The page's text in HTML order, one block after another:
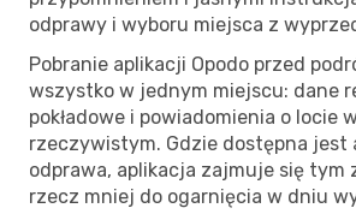
odprawy i wyboru miejsca z
Pobranie aplikacji Opodo przed
wszystko w jednym miejscu: dane
pokładowe i powiadomienia o locie
rzeczywistym. Gdzie dostępna
odprawa, aplikacja zajmuje się tym
rzecz mniej do ogarnięcia w dniu